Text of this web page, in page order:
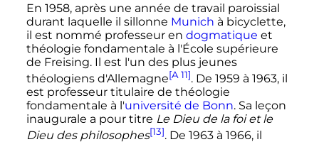
En 1958, après une année de travail paroissial
durant laquelle il sillonne Munich à bicyclette,
il est nommé professeur en dogmatique et
théologie fondamentale à l'École supérieure
de Freising. Il est l'un des plus jeunes
théologiens d'Allemagne[A 11]. De 1959 à 1963, il
est professeur titulaire de théologie
fondamentale à l'université de Bonn. Sa leçon
inaugurale a pour titre Le Dieu de la foi et le
Dieu des philosophes[13]. De 1963 à 1966, il